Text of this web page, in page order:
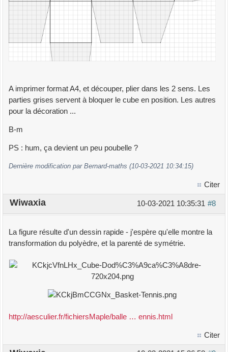
A imprimer format A4, et découper, plier dans les 2 sens. Les
parties grises servent à bloquer le cube en position. Les autres
pour la décoration ...
B-m
PS : hum, ça devient un peu poubelle ?
Dernière modification par Bernard-maths (10-03-2021 10:34:15)
Citer
#8
10-03-2021 10:35:31
Wiwaxia
La figure résulte d'un dessin rapide - j'espère qu'elle montre la
transformation du polyèdre, et la parenté de symétrie.
http://aesculier.fr/fichiersMaple/balle … ennis.html
Citer